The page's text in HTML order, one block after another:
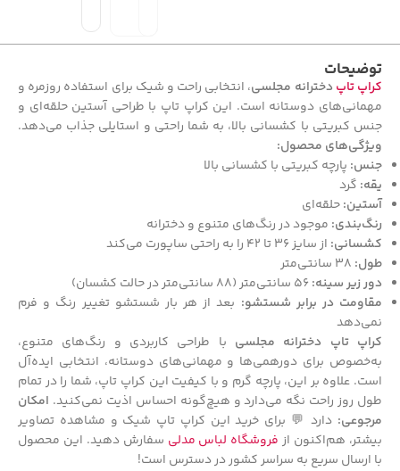
توضیحات
کراپ تاپ دخترانه مجلسی، انتخابی راحت و شیک برای استفاده روزمره و
مهمانی‌های دوستانه است. این کراپ تاپ با طراحی آستین حلقه‌ای و
جنس کبریتی با کشسانی بالا، به شما راحتی و استایلی جذاب می‌دهد.
ویژگی‌های محصول:
جنس: پارچه کبریتی با کشسانی بالا
یقه: گرد
آستین:حلقه‌ای
رنگ‌بندی: موجود در رنگ‌های متنوع و دخترانه
کشسانی: از سایز 36 تا 42 را به راحتی ساپورت می‌کند
طول:
دور زیر سینه:
مقاومت در برابر شستشو: بعد از هر بار شستشو تغییر رنگ و فرم
نمی‌دهد
کراپ تاپ دخترانه مجلسی با طراحی کاربردی و رنگ‌های متنوع،
به‌خصوص برای دورهمی‌ها و مهمانی‌های دوستانه، انتخابی ایده‌آل
است. علاوه بر این، پارچه گرم و با کیفیت این کراپ تاپ، شما را در تمام
طول روز راحت نگه می‌دارد و هیچ‌گونه احساس اذیت نمی‌کنید. امکان
مرجوعی: دارد 💬 برای خرید این کراپ تاپ شیک و مشاهده تصاویر
بیشتر، هم‌اکنون از فروشگاه لباس مدلی سفارش دهید. این محصول
با ارسال سریع به سراسر کشور در دسترس است!